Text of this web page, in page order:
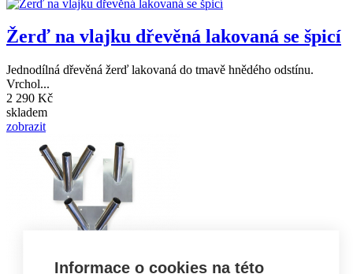
Žerď na vlajku dřevěná lakovaná se špicí
Jednodílná dřevěná žerď lakovaná do tmavě hnědého odstínu.
Vrchol...
2 290 Kč
skladem
zobrazit
Informace o cookies na této